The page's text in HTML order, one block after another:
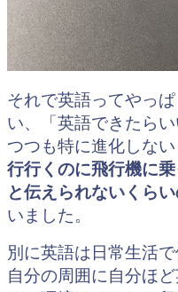
それで英語ってやっ
い、
「英語できたら
つつも特に進化しない
行行くのに飛行機に
と伝えられないくら
いました。
別に英語は日常生活
自分の周囲に自分ほ